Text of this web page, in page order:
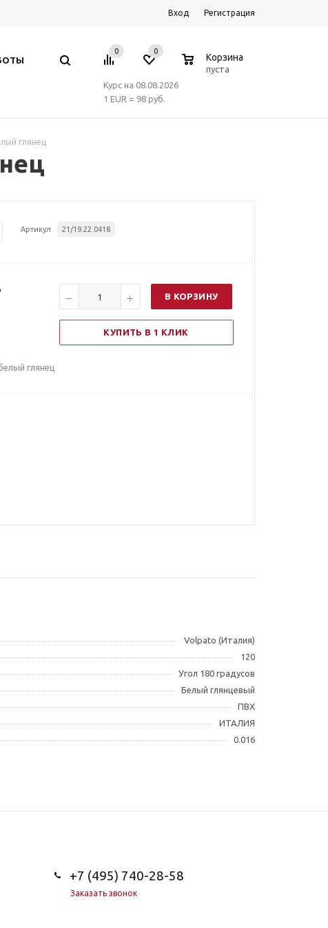
Вход Регистрация
0 0
Корзина
пуста
Курс на 08.08.2026
1 EUR = 98 руб.
глянец
Артикул 21/19.22.0418
В КОРЗИНУ
КУПИТЬ В 1 КЛИК
глянец
Volpato (Италия)
120
Угол 180 градусов
Белый глянцевый
ПВХ
ИТАЛИЯ
0.016
+7 (495) 740-28-58
Заказать звонок